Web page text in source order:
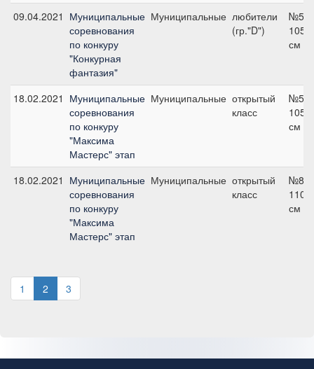
09.04.2021 Муниципальные
соревнования
по конкуру
"Конкурная
фантазия"
Муниципальные любители
(гр."D")
№5,
105
см
18.02.2021 Муниципальные
соревнования
по конкуру
"Максима
Мастерс" этап
Муниципальные открытый
класс
№5,
105
см
18.02.2021 Муниципальные
соревнования
по конкуру
"Максима
Мастерс" этап
Муниципальные открытый
класс
№8,
110
см
1 2 3